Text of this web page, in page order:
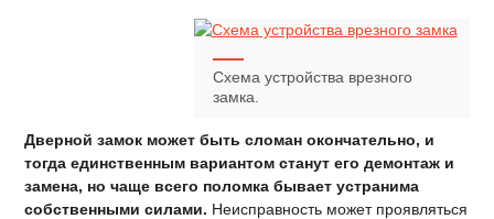
Схема устройства врезного
замка.
Дверной замок может быть сломан окончательно, и
тогда единственным вариантом станут его демонтаж и
замена, но чаще всего поломка бывает устранима
собственными силами. Неисправность может проявляться